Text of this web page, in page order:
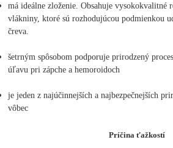
má ideálne zloženie. Obsahuje vysokokvalitné
vlákniny, ktoré sú rozhodujúcou podmienkou
čreva.
šetrným spôsobom podporuje prirodzený
úľavu pri zápche a hemoroidoch
je jeden z najúčinnejších a najbezpečnejších
vôbec
Príčina ťažkostí